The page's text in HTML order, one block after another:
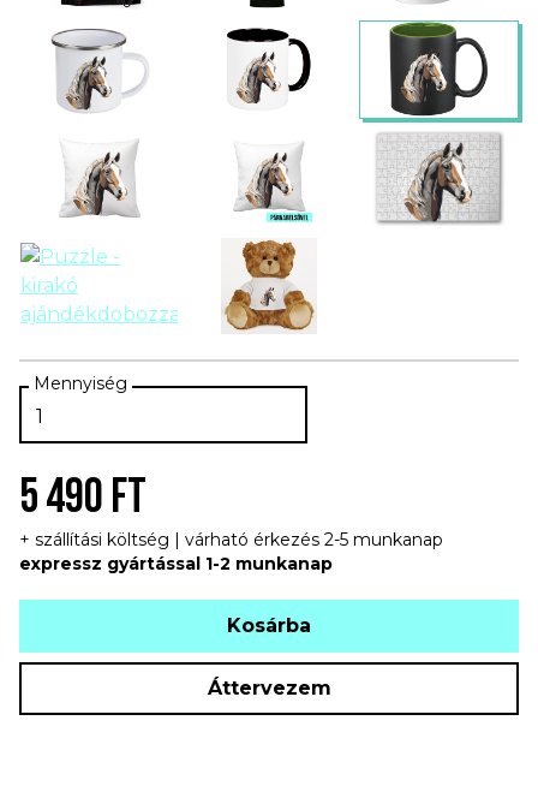
5 490 FT
+ szállítási költség | várható érkezés 2-5 munkanap
expressz gyártással 1-2 munkanap
Kosárba
Áttervezem